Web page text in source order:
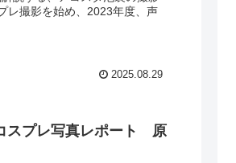
レ撮影を始め、2023年度、声
2025.08.29
スプレ写真レポート 原